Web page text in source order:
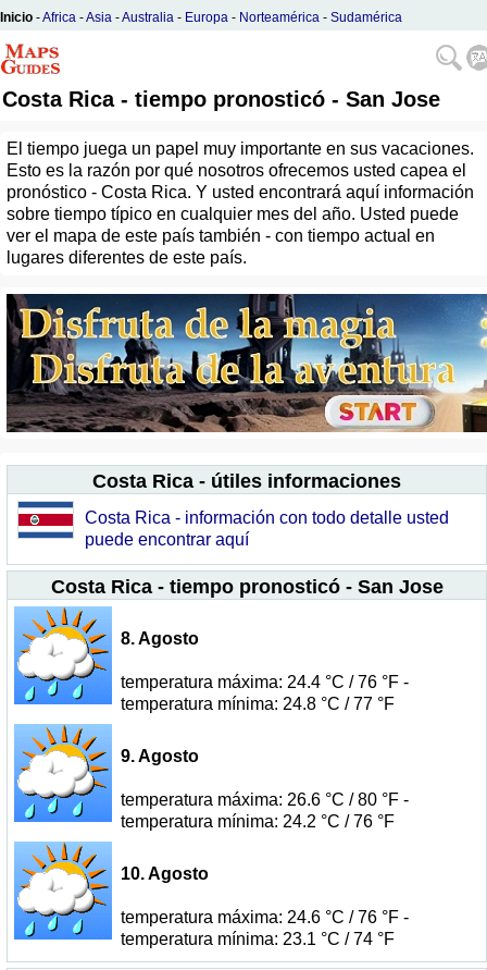
Inicio -Africa -Asia -Australia - Europa - Norteamérica - Sudamérica
Costa Rica - tiempo pronosticó - San Jose
El tiempo juega un papel muy importante en sus vacaciones.
Esto es la razón por qué nosotros ofrecemos usted capea el
pronóstico - Costa Rica. Y usted encontrará aquí información
sobre tiempo típico en cualquier mes del año. Usted puede
ver el mapa de este país también - con tiempo actual en
lugares diferentes de este país.
Costa Rica - útiles informaciones
Costa Rica - información con todo detalle usted
puede encontrar aquí
Costa Rica - tiempo pronosticó - San Jose
8. Agosto
temperatura máxima: 24.4 °C / 76 °F -
temperatura mínima: 24.8 °C / 77 °F
9. Agosto
temperatura máxima: 26.6 °C / 80 °F -
temperatura mínima: 24.2 °C / 76 °F
10. Agosto
temperatura máxima: 24.6 °C / 76 °F -
temperatura mínima: 23.1 °C / 74 °F